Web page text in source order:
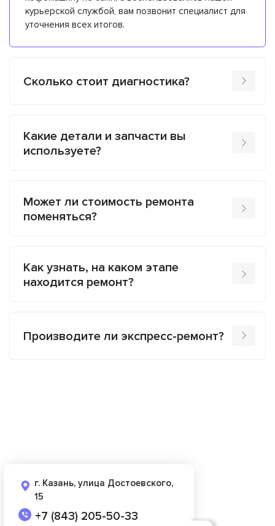
курьерской службой, вам позвонит специалист для
уточнения всех итогов.
Сколько стоит диагностика?
Какие детали и запчасти вы
используете?
Может ли стоимость ремонта
поменяться?
Как узнать, на каком этапе
находится ремонт?
Производите ли экспресс-ремонт?
г. Казань, улица Достоевского,
15
+7 (843) 205-50-33